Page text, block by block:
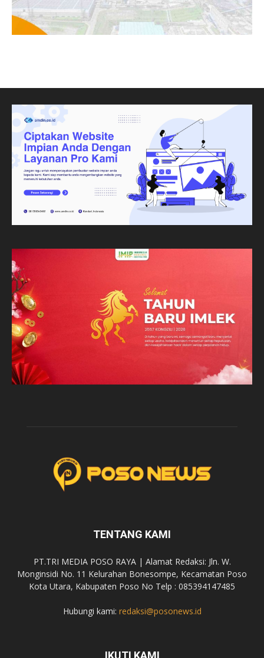
TENTANG KAMI
PT.TRI MEDIA POSO RAYA | Alamat Redaksi: Jln. W.
Monginsidi No. 11 Kelurahan Bonesompe, Kecamatan Poso
Kota Utara, Kabupaten Poso No Telp : 085394147485
Hubungi kami: redaksi@posonews.id
IKUTI KAMI